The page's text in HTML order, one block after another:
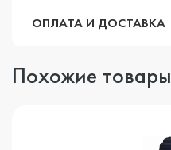
ОПЛАТА И ДОСТАВКА
Похожие товары